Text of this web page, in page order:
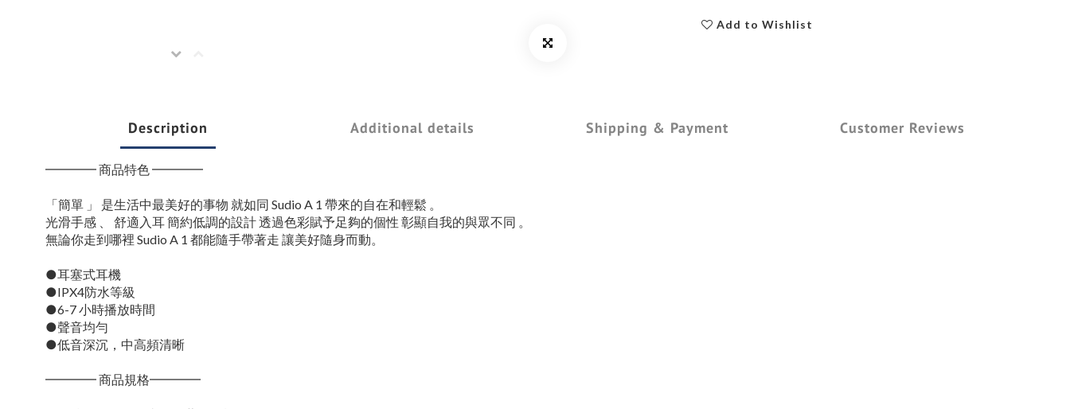
Add to Wishlist
Description Additional details Shipping & Payment Customer Reviews
━━━━ 商品特色 ━━━━
「簡單 」 是生活中最美好的事物 就如同 Sudio A 1 帶來的自在和輕鬆 。
光滑手感 、 舒適入耳 簡約低調的設計 透過色彩賦予足夠的個性 彰顯自我的與眾不同 。
無論你走到哪裡 Sudio A 1 都能隨手帶著走 讓美好隨身而動。
●耳塞式耳機
●IPX4防水等級
●6-7 小時播放時間
●聲音均勻
●低音深沉，中高頻清晰
━━━━ 商品規格━━━━